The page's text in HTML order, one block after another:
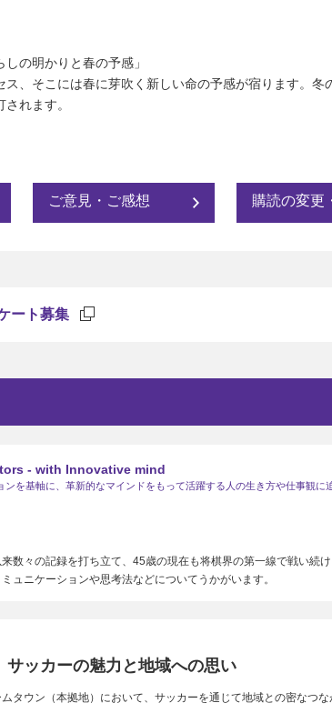
の明かりと春の予感」
ス、そこには春に芽吹く新しい命の予感が宿ります。冬
れます。
ご意見・ご感想 購読の変更
ート募集
- with Innovative mind
ンを基軸に、革新的なマインドをもって活躍する人の生き方や仕事観に
数々の記録を打ち立て、45歳の現在も将棋界の第一線で戦い続
ュニケーションや思考法などについてうかがいます。
サッカーの魅力と地域への思い
タウン（本拠地）において、サッカーを通じて地域との密なつ